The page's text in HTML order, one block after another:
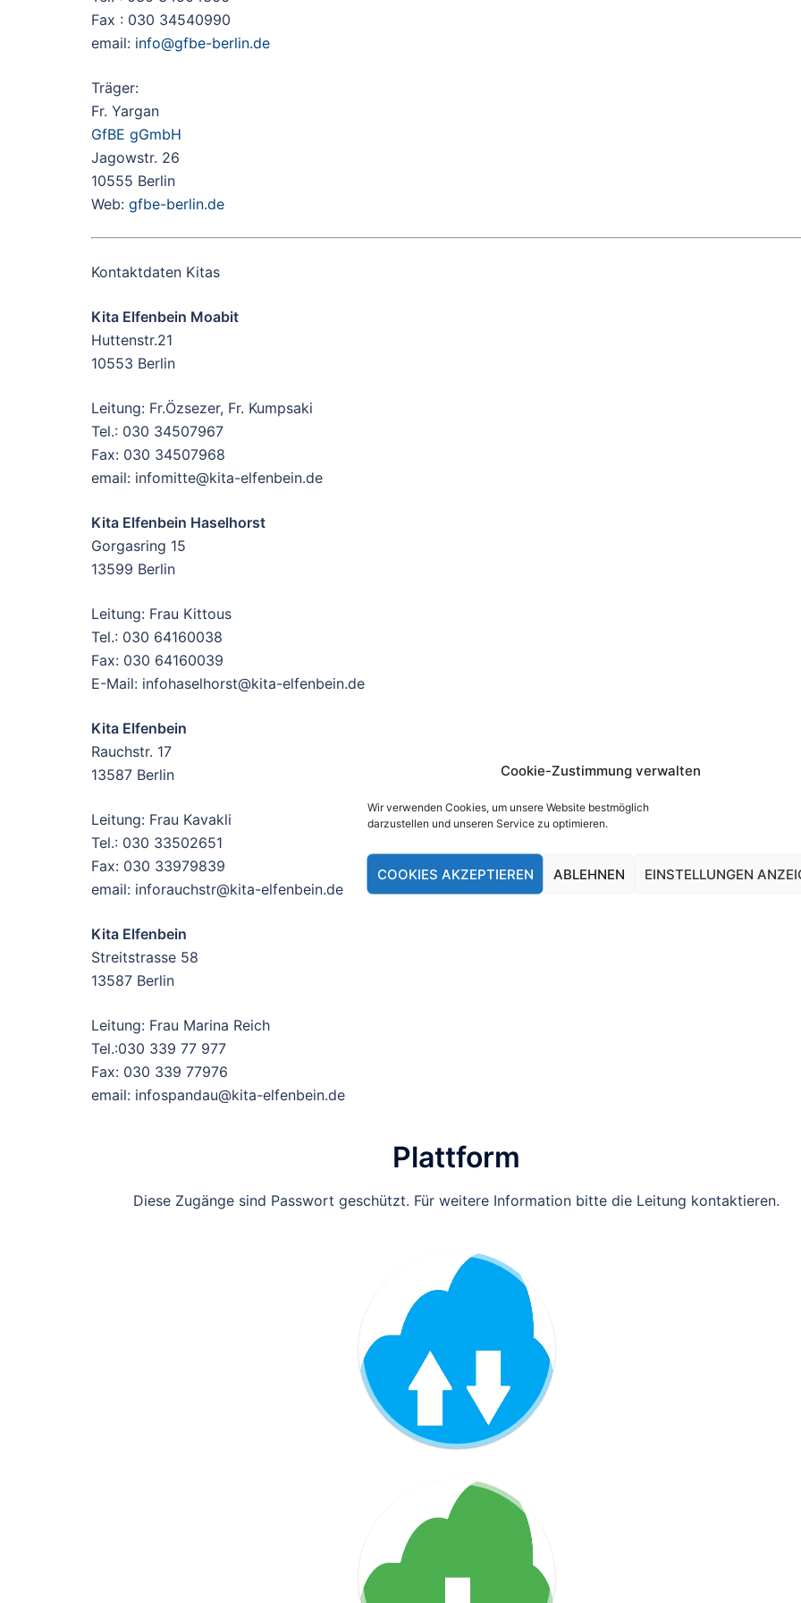
Cookie-Zustimmung verwalten
Wir verwenden Cookies, um unsere Website bestmöglich
darzustellen und unseren Service zu optimieren.
COOKIES AKZEPTIEREN ABLEHNEN EINSTELLUNGEN
Fax : 030 34540990
email: info@gfbe-berlin.de
Träger:
Fr. Yargan
GfBE gGmbH
Jagowstr. 26
10555 Berlin
Web: gfbe-berlin.de
Kontaktdaten Kitas
Kita Elfenbein Moabit
Huttenstr.21
10553 Berlin
Leitung: Fr.Özsezer, Fr. Kumpsaki
Tel.: 030 34507967
Fax: 030 34507968
email: infomitte@kita-elfenbein.de
Kita Elfenbein Haselhorst
Gorgasring 15
13599 Berlin
Leitung: Frau Kittous
Tel.: 030 64160038
Fax: 030 64160039
E-Mail: infohaselhorst@kita-elfenbein.de
Kita Elfenbein
Rauchstr. 17
13587 Berlin
Leitung: Frau Kavakli
Tel.: 030 33502651
Fax: 030 33979839
email: inforauchstr@kita-elfenbein.de
Kita Elfenbein
Streitstrasse 58
13587 Berlin
Leitung: Frau Marina Reich
Tel.:030 339 77 977
Fax: 030 339 77976
email: infospandau@kita-elfenbein.de
Plattform
Diese Zugänge sind Passwort geschützt. Für weitere Information bitte die Leitung kontaktieren.